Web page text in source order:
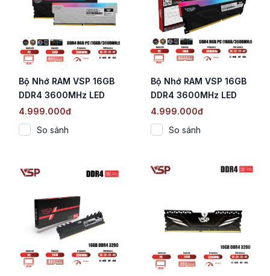
Bộ Nhớ RAM VSP 16GB
DDR4 3600MHz LED
RGB (Tản Nhiệt Trắng /
Chip SK Hynix CJR /
CL18)
4.999.000đ
So sánh
Bộ Nhớ RAM VSP 16GB
DDR4 3600MHz LED
RGB (Tản Nhiệt Đen /
Chip SK Hynix CJR /
CL18)
4.999.000đ
So sánh